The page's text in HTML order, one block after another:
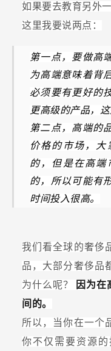
如果要去教育另外
这里我要说两点：
第一点，要做高
为高端意味着背
必须要有更好的
更高级的产品，
第二点，高端的
价格的市场，大
的，但是在高端
的，所以可能有
时间投入很高。
我们看全球的奢侈
品，大部分奢侈品
为什么呢？
因为在
间的。
所以，当你在一个
你不仅需要资源